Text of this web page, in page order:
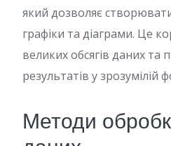
який дозволяє
графіки та діаграми. Це
великих обсягів даних та
результатів у зрозумілій
Методи